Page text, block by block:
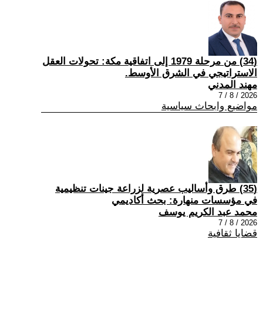
(34) من مرحلة 1979 إلى اتفاقية مكة: تحولات العقل
الاستراتيجي في الشرق الأوسط.
مهند المدني
2026 / 8 / 7
مواضيع وابحاث سياسية
(35) طرق وأساليب عصرية لزراعة جينات تنظيمية
في مؤسسات منهارة: بحث أكاديمي
محمد عبد الكريم يوسف
2026 / 8 / 7
قضايا ثقافية